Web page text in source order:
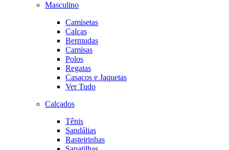
Masculino
Camisetas
Calças
Bermudas
Camisas
Polos
Regatas
Casacos e Jaquetas
Ver Tudo
Calçados
Tênis
Sandálias
Rasteirinhas